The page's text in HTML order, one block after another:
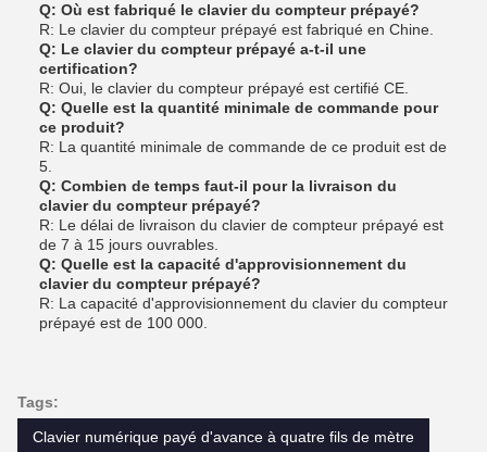
Q: Où est fabriqué le clavier du compteur prépayé?
R: Le clavier du compteur prépayé est fabriqué en Chine.
Q: Le clavier du compteur prépayé a-t-il une
certification?
R: Oui, le clavier du compteur prépayé est certifié CE.
Q: Quelle est la quantité minimale de commande pour
ce produit?
R: La quantité minimale de commande de ce produit est de
5.
Q: Combien de temps faut-il pour la livraison du
clavier du compteur prépayé?
R: Le délai de livraison du clavier de compteur prépayé est
de 7 à 15 jours ouvrables.
Q: Quelle est la capacité d'approvisionnement du
clavier du compteur prépayé?
R: La capacité d'approvisionnement du clavier du compteur
prépayé est de 100 000.
Tags:
Clavier numérique payé d'avance à quatre fils de mètre